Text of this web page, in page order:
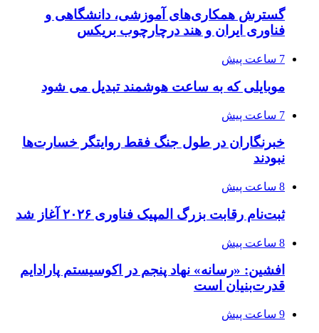
گسترش همکاری‌های آموزشی، دانشگاهی و
فناوری ایران و هند درچارچوب بریکس
7 ساعت پیش
موبایلی که به ساعت هوشمند تبدیل می شود
7 ساعت پیش
خبرنگاران در طول جنگ فقط روایتگر خسارت‌ها
نبودند
8 ساعت پیش
ثبت‌نام رقابت بزرگ المپیک فناوری ۲۰۲۶ آغاز شد
8 ساعت پیش
افشین: «رسانه» نهاد پنجم در اکوسیستم پارادایم
قدرت‌بنیان است
9 ساعت پیش